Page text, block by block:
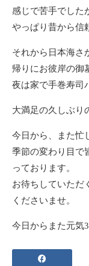
感じで苦手でした
やっぱり昔から信
それから日本海さ
帰りにお彼岸の御
夜は家で手巻寿司
大満足の久しぶり
今日から、また忙
季節の変わり目で
っております。
お待ちしていただ
くださいませ。
今日からまた元気